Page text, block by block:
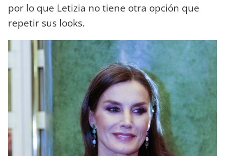
por lo que Letizia no tiene otra opción que
repetir sus looks.